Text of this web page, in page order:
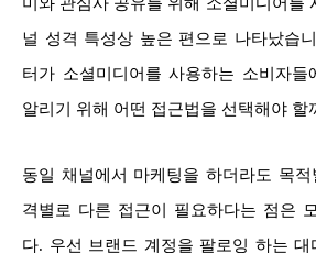
널 성격 특성상 높은 편으로 나타났습
터가 소셜미디어를 사용하는 소비자들
알리기 위해 어떤 접근법을 선택해야 할
동일 채널에서 마케팅을 하더라도 목
격별로 다른 접근이 필요하다는 점은
다. 우선 브랜드 계정을 팔로잉 하는 대